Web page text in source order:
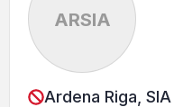
ARSIA
Ardena Riga, SIA